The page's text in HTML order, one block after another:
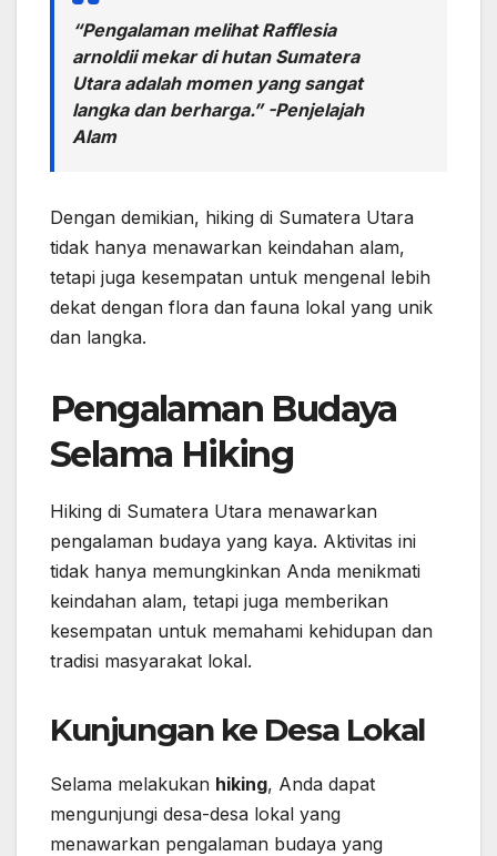
“Pengalaman melihat Rafflesia
arnoldii mekar di hutan Sumatera
Utara adalah momen yang sangat
langka dan berharga.” -Penjelajah
Alam
Dengan demikian, hiking di Sumatera Utara
tidak hanya menawarkan keindahan alam,
tetapi juga kesempatan untuk mengenal lebih
dekat dengan flora dan fauna lokal yang unik
dan langka.
Pengalaman Budaya
Selama Hiking
Hiking di Sumatera Utara menawarkan
pengalaman budaya yang kaya. Aktivitas ini
tidak hanya memungkinkan Anda menikmati
keindahan alam, tetapi juga memberikan
kesempatan untuk memahami kehidupan dan
tradisi masyarakat lokal.
Kunjungan ke Desa Lokal
Selama melakukan hiking, Anda dapat
mengunjungi desa-desa lokal yang
menawarkan pengalaman budaya yang